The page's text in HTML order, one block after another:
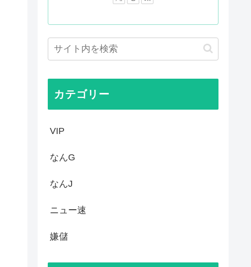
リパークに新施設誕生へ 「風の谷の...
く模様
晋三連呼した
メが『天幕シャドウガール』に決まっ...
の共和党、中間選挙では「民主党はも...
カテゴリー
VIP
なんG
なんJ
ニュー速
嫌儲